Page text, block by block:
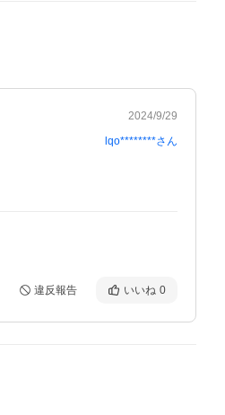
2024/9/29
lqo********さん
違反報告 いいね 0